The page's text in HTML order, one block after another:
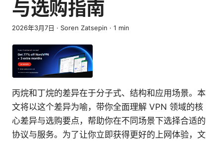
与选购指南
2026年3月7日 · Soren Zatsepin · 1 min
丙烷和丁烷的差异在于分子式、结构和应用场景。本
文将以这个差异为喻，带你全面理解 VPN 领域的核
心差异与选购要点，帮助你在不同场景下选择合适的
协议与服务。为了让你立即获得更好的上网体验，文